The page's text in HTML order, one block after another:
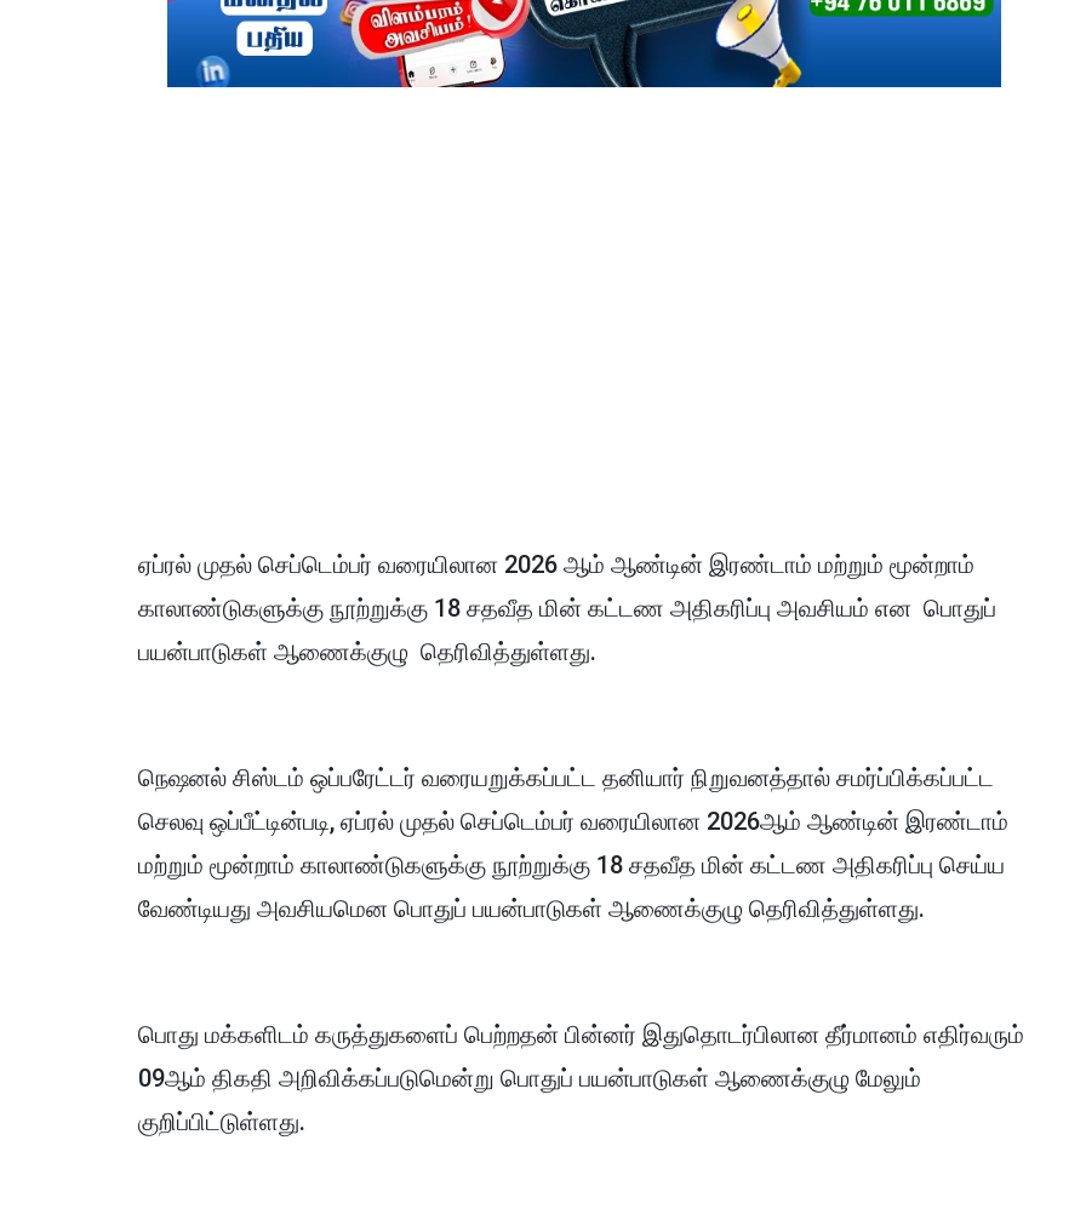
ஏப்ரல் முதல் செப்டெம்பர் வரையிலான 2026 ஆம் ஆண்டின் இரண்டாம் மற்றும் மூன்றாம்
காலாண்டுகளுக்கு நூற்றுக்கு 18 சதவீத மின் கட்டண அதிகரிப்பு அவசியம் என பொதுப்
பயன்பாடுகள் ஆணைக்குழு தெரிவித்துள்ளது.
நெஷனல் சிஸ்டம் ஒப்பரேட்டர் வரையறுக்கப்பட்ட தனியார் நிறுவனத்தால் சமர்ப்பிக்கப்பட்ட
செலவு ஒப்பீட்டின்படி, ஏப்ரல் முதல் செப்டெம்பர் வரையிலான 2026ஆம் ஆண்டின் இரண்டாம்
மற்றும் மூன்றாம் காலாண்டுகளுக்கு நூற்றுக்கு 18 சதவீத மின் கட்டண அதிகரிப்பு செய்ய
வேண்டியது அவசியமென பொதுப் பயன்பாடுகள் ஆணைக்குழு தெரிவித்துள்ளது.
பொது மக்களிடம் கருத்துகளைப் பெற்றதன் பின்னர் இதுதொடர்பிலான தீர்மானம் எதிர்வரும்
09ஆம் திகதி அறிவிக்கப்படுமென்று பொதுப் பயன்பாடுகள் ஆணைக்குழு மேலும்
குறிப்பிட்டுள்ளது.